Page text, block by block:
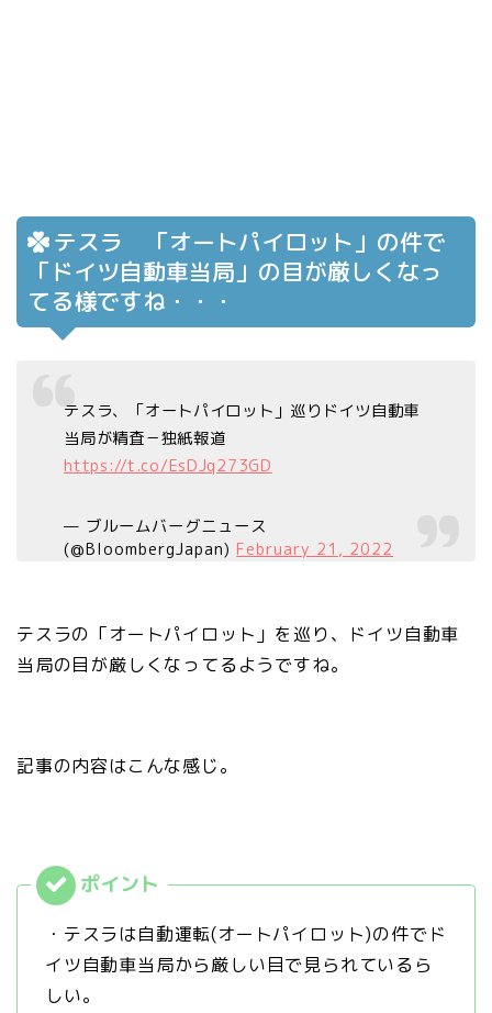
テスラ 「オートパイロット」の件で
「ドイツ自動車当局」の目が厳しくなっ
てる様ですね・・・
テスラ、「オートパイロット」巡りドイツ自動車
当局が精査－独紙報道
https://t.co/EsDJq273GD
— ブルームバーグニュース
(@BloombergJapan) February 21, 2022
テスラの「オートパイロット」を巡り、ドイツ自動車
当局の目が厳しくなってるようですね。
記事の内容はこんな感じ。
・テスラは自動運転(オートパイロット)の件でド
イツ自動車当局から厳しい目で見られているら
しい。